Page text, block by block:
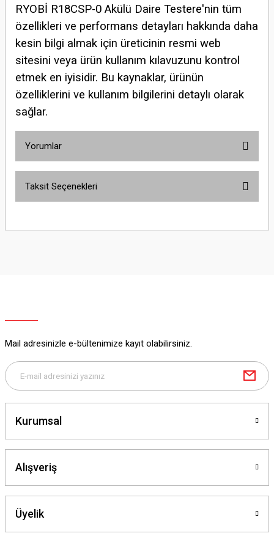
RYOBİ R18CSP-0 Akülü Daire Testere'nin tüm
özellikleri ve performans detayları hakkında daha
kesin bilgi almak için üreticinin resmi web
sitesini veya ürün kullanım kılavuzunu kontrol
etmek en iyisidir. Bu kaynaklar, ürünün
özelliklerini ve kullanım bilgilerini detaylı olarak
sağlar.
Yorumlar
Yorum Yaz
Taksit Seçenekleri
Mail adresinizle e-bültenimize kayıt olabilirsiniz.
Kurumsal
Alışveriş
Üyelik